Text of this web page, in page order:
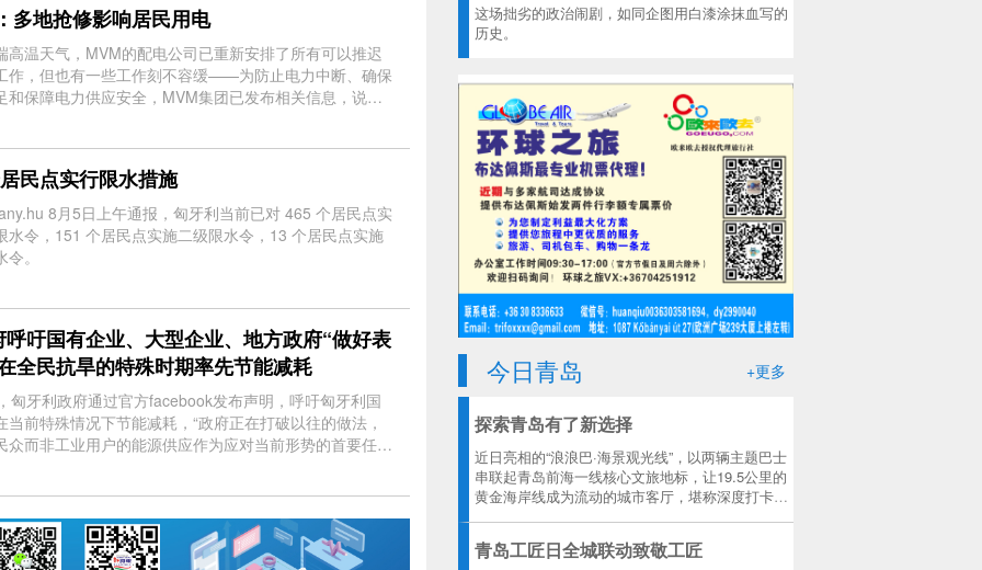
多地抢修影响居民用电
高温天气，MVM的配电公司已重新安排了所有可以推迟
作，但也有一些工作刻不容缓——为防止电力中断、确保
和保障电力供应安全，MVM集团已发布相关信息，说明
民点实行限水措施
8月5日上午通报，匈牙利当前已对 465 个居民点实
水令，151 个居民点实施二级限水令，13 个居民点实施
。
呼吁国有企业、大型企业、地方政府“做好表
全民抗旱的特殊时期率先节能减耗
匈牙利政府通过官方facebook发布声明，呼吁匈牙利国
当前特殊情况下节能减耗，“政府正在打破以往的做法，
众而非工业用户的能源供应作为应对当前形势的首要任
这场拙劣的政治闹剧，如同企图用白漆涂抹血写的
历史。
今日青岛 +更多
探索青岛有了新选择
近日亮相的“浪浪巴·海景观光线”，以两辆主题巴士
串联起青岛前海一线核心文旅地标，让19.5公里的
黄金海岸线成为流动的城市客厅，堪称深度打卡青
青岛工匠日全城联动致敬工匠